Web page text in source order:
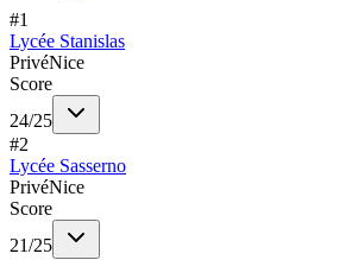
#1
Lycée Stanislas
PrivéNice
Score
24/25
#2
Lycée Sasserno
PrivéNice
Score
21/25